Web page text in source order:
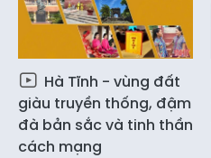
Hà Tĩnh - vùng đất
giàu truyền thống, đậm
đà bản sắc và tinh thần
cách mạng